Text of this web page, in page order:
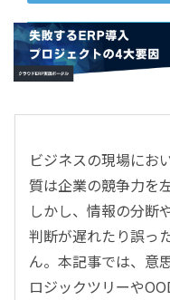
ERP
会計
CRM／営業支援／E
DX（2025年の崖）
データ分析／BI
ガバナンス／リス
BPR／業務改善
ビジネスの現場にお
質は企業の競争力を
しかし、情報の分断
判断が遅れたり誤っ
ん。本記事では、意
ロジックツリーや